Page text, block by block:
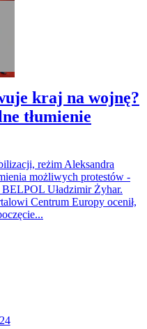
kraj na wojnę?
tłumienie
reżim Aleksandra
możliwych protestów -
Uładzimir Żyhar.
Centrum Europy ocenił,